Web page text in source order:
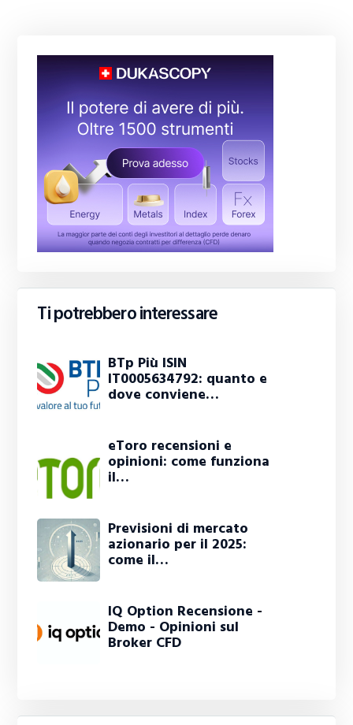
Ti potrebbero interessare
BTp Più ISIN
IT0005634792: quanto e
dove conviene…
eToro recensioni e
opinioni: come funziona
il…
Previsioni di mercato
azionario per il 2025:
come il…
IQ Option Recensione -
Demo - Opinioni sul
Broker CFD